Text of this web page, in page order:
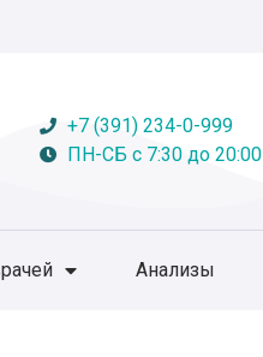
+7 (391) 234-0-999
ПН-СБ с 7:30 до 20:00
Анализы